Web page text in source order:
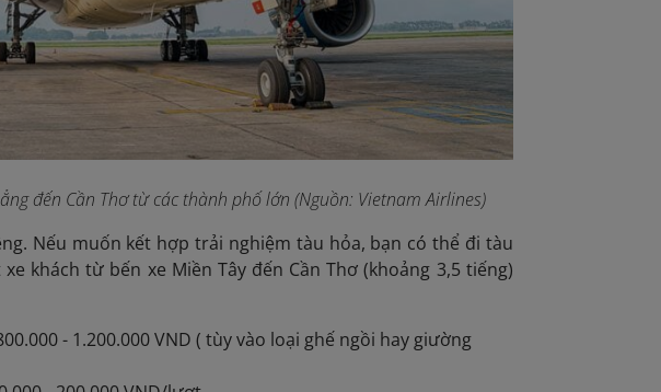
đến Cần Thơ từ các thành phố lớn (Nguồn: Vietnam Airlines)
Nếu muốn kết hợp trải nghiệm tàu hỏa, bạn có thể đi tàu
khách từ bến xe Miền Tây đến Cần Thơ (khoảng 3,5 tiếng)
- 1.200.000 VND ( tùy vào loại ghế ngồi hay giường